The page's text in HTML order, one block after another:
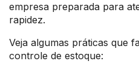
empresa preparada para
rapidez.
Veja algumas práticas que
controle de estoque: